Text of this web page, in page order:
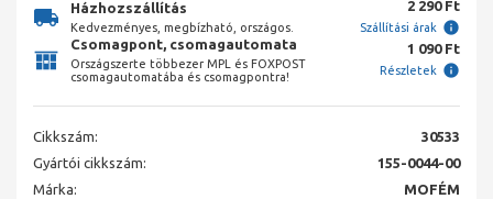
Házhozszállítás
Kedvezményes, megbízható, országos.
2 290 Ft
Szállítási árak
Csomagpont, csomagautomata
Országszerte többezer MPL és FOXPOST
csomagautomatába és csomagpontra!
1 090 Ft
Részletek
Cikkszám:
30533
Gyártói cikkszám:
155-0044-00
Márka:
MOFÉM